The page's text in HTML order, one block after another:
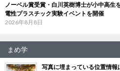
ノーベル賞受賞・白川英樹博士が小中高
電性プラスチック実験イベントを開催
2026年8月8日
まめ学
写真に埋まっている位置情